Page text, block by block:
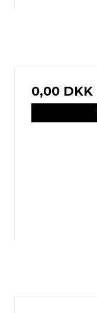
0,00 DKK